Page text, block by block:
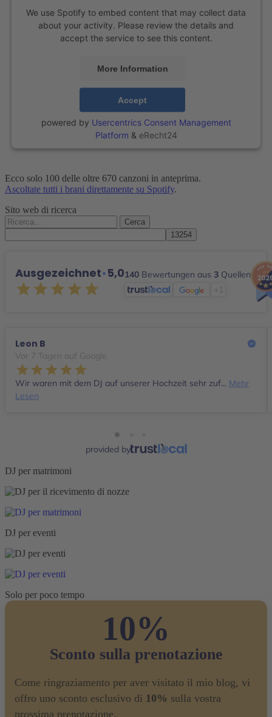
We use Spotify to embed content that may collect data
about your activity. Please review the details and
accept the service to see this content.
More Information
Accept
powered by Usercentrics Consent Management
Platform & eRecht24
Ecco solo 100 delle oltre 670 canzoni in anteprima.
Ascoltate tutti i brani direttamente su Spotify.
Sito web di ricerca
Cerca:
Ausgezeichnet•5,0140 Bewertungen aus 3 Quellen
+1
Leon B
Vor 7 Tagen auf Google
Wir waren mit dem DJ auf unserer Hochzeit sehr zuf... Mehr
Lesen
provided by
DJ per matrimoni
DJ per eventi
Solo per poco tempo
10%
Sconto sulla prenotazione
Come ringraziamento per aver visitato il mio blog, vi
offro uno sconto esclusivo di 10% sulla vostra
prossima prenotazione.